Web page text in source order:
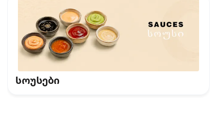
სოუსები